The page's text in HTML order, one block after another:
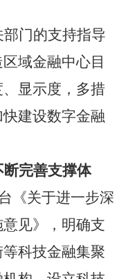
门的支持指导
域金融中心目
显示度，多措
建设数字金融
断完善支撑体
《关于进一步深
见》，明确支
科技金融集聚